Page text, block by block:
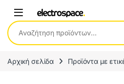
Αναζήτηση για:
Αρχική σελίδα Προϊόντα με